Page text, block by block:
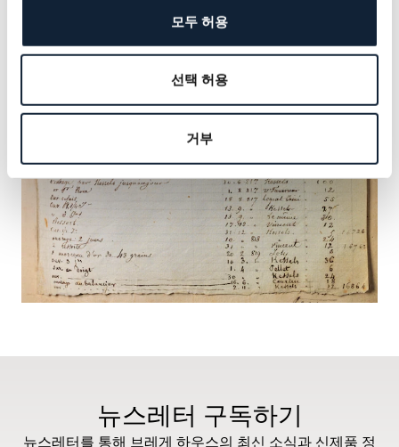
모두 허용
선택 허용
거부
뉴스레터 구독하기
뉴스레터를 통해 브레게 하우스의 최신 소식과 신제품 정